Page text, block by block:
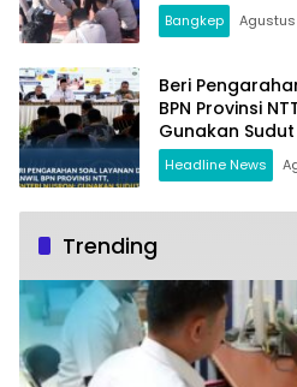
Bangkep
Beri
BPN Provinsi
Gunakan
Headline News
Trending